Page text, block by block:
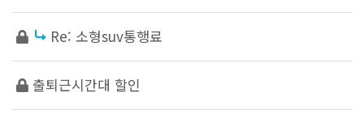
Re: 소형suv통행료
출퇴근시간대 할인